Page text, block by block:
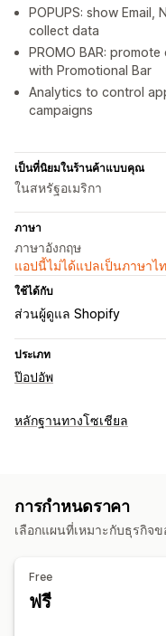
POPUPS: show
collect data
PROMO BAR:
with Promotional Bar
Analytics to control
campaigns
เป็นที่นิยมในร้านค้าแบบคุณ
ในสหรัฐอเมริกา
ภาษา
ภาษาอังกฤษ
แอปนี้ไม่ได้แปลเป็นภาษาไ
ใช้ได้กับ
ส่วนผู้ดูแล Shopify
ประเภท
ป๊อปอัพ
ประเภทป๊อปอัพ
การจัดการป๊อปอัพ
การรายงาน
หลักฐานทางโซเชียล
ตัวเลือกการแสดงผล
ยอดขาย
การวิเคราะห์
การกำหนดราคา
เลือกแผนที่เหมาะกับธุรกิจ
Free
ฟรี